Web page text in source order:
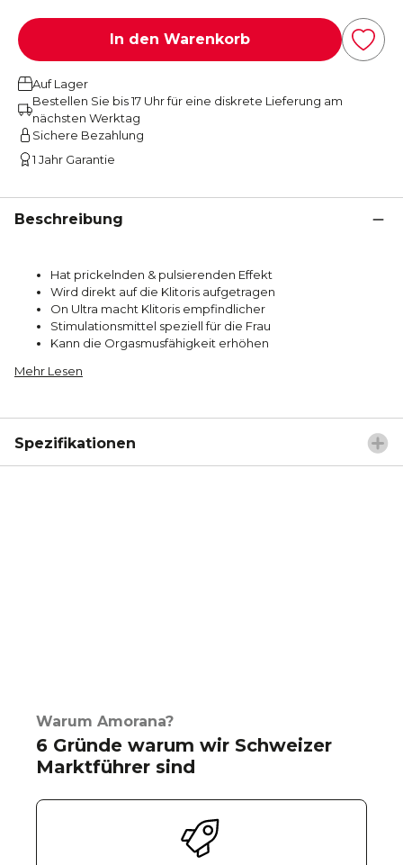
In den Warenkorb
Auf Lager
Bestellen Sie bis 17 Uhr für eine diskrete Lieferung am
nächsten Werktag
Sichere Bezahlung
1 Jahr Garantie
Beschreibung
Hat prickelnden & pulsierenden Effekt
Wird direkt auf die Klitoris aufgetragen
On Ultra macht Klitoris empfindlicher
Stimulationsmittel speziell für die Frau
Kann die Orgasmusfähigkeit erhöhen
Mehr Lesen
Spezifikationen
Warum Amorana?
6 Gründe warum wir Schweizer
Marktführer sind